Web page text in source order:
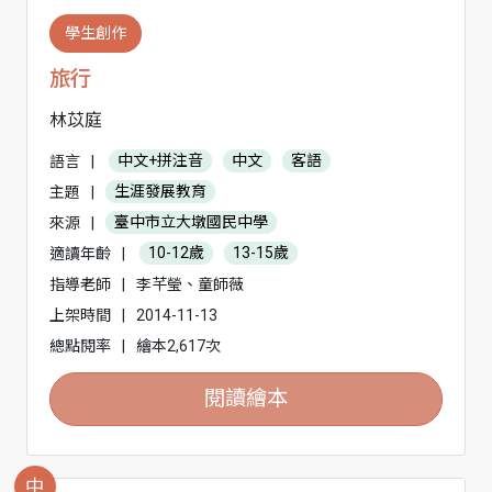
學生創作
旅行
林苡庭
語言 中文+拼注音 中文
客語
主題
生涯發展教育
來源
臺中市立大墩國民中學
適讀年齡
10-12歲
13-15歲
指導老師
李芊瑩、童師薇
上架時間
2014-11-13
總點閱率
繪本2,617次
閱讀繪本
中